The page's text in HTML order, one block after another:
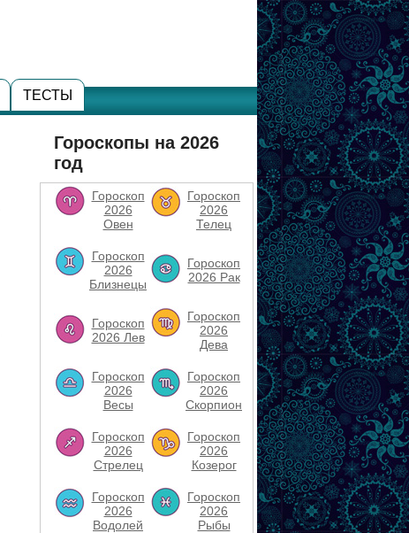
ТЕСТЫ
Гороскопы на 2026
год
Гороскоп
2026
Овен
Гороскоп
2026
Телец
Гороскоп
2026
Близнецы
Гороскоп
2026 Рак
Гороскоп
2026 Лев
Гороскоп
2026
Дева
Гороскоп
2026
Весы
Гороскоп
2026
Скорпион
Гороскоп
2026
Стрелец
Гороскоп
2026
Козерог
Гороскоп
2026
Водолей
Гороскоп
2026
Рыбы